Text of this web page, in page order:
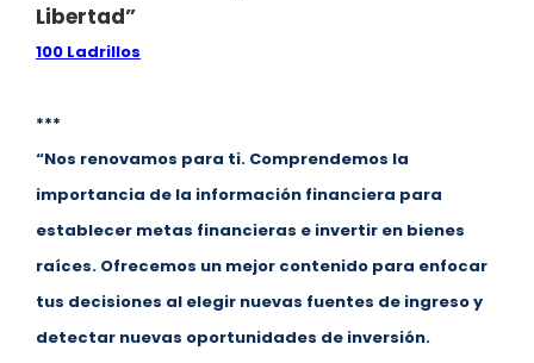
Libertad”
100 Ladrillos
***
“Nos renovamos para ti. Comprendemos la
importancia de la información financiera para
establecer metas financieras e invertir en bienes
raíces. Ofrecemos un mejor contenido para enfocar
tus decisiones al elegir nuevas fuentes de ingreso y
detectar nuevas oportunidades de inversión.